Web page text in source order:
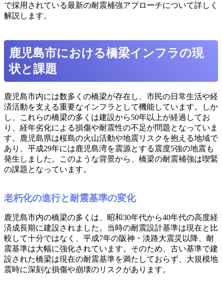
で採用されている最新の耐震補強アプローチについて詳しく
解説します。
鹿児島市における橋梁インフラの現
状と課題
鹿児島市内には数多くの橋梁が存在し、市民の日常生活や経
済活動を支える重要なインフラとして機能しています。しか
し、これらの橋梁の多くは建設から50年以上が経過してお
り、経年劣化による損傷や耐震性の不足が問題となっていま
す。鹿児島県は桜島の火山活動や地震リスクを抱える地域で
あり、平成29年には鹿児島湾を震源とする震度5強の地震も
発生しました。このような背景から、橋梁の耐震補強は喫緊
の課題となっています。
老朽化の進行と耐震基準の変化
鹿児島市内の橋梁の多くは、昭和30年代から40年代の高度経
済成長期に建設されました。当時の耐震設計基準は現在と比
較して十分ではなく、平成7年の阪神・淡路大震災以降、耐
震基準は大幅に強化されています。そのため、古い基準で建
設された橋梁は現在の耐震基準を満たしておらず、大規模地
震時に深刻な損傷や崩壊のリスクがあります。